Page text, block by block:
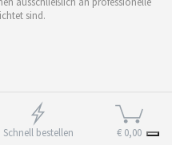
Schnell bestellen € 0,00
sind.